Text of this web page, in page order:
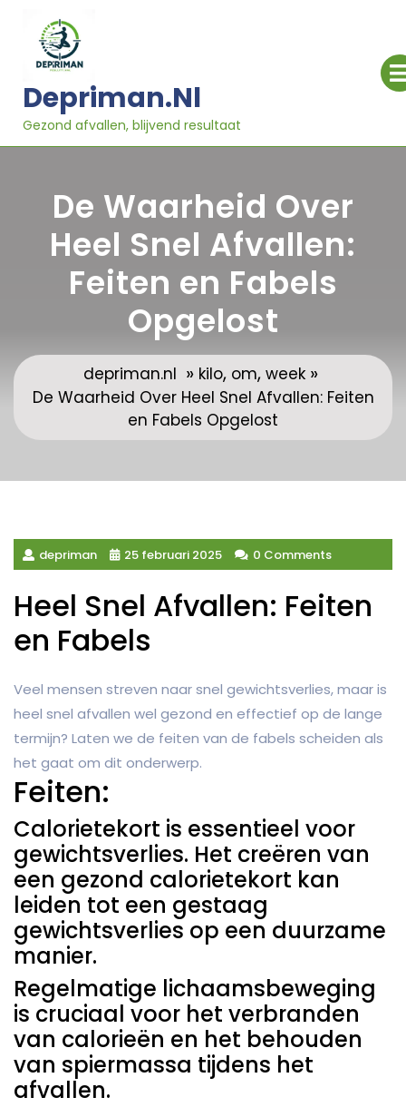
inhoud
Depriman.nl
Gezond afvallen, blijvend resultaat
De Waarheid Over
Heel Snel Afvallen:
Feiten en Fabels
Opgelost
depriman.nl » kilo, om, week »
De Waarheid Over Heel Snel Afvallen: Feiten
en Fabels Opgelost
depriman 25 februari 2025 0 Comments
Heel Snel Afvallen: Feiten
en Fabels
Veel mensen streven naar snel gewichtsverlies, maar is
heel snel afvallen wel gezond en effectief op de lange
termijn? Laten we de feiten van de fabels scheiden als
het gaat om dit onderwerp.
Feiten:
Calorietekort is essentieel voor
gewichtsverlies. Het creëren van
een gezond calorietekort kan
leiden tot een gestaag
gewichtsverlies op een duurzame
manier.
Regelmatige lichaamsbeweging
is cruciaal voor het verbranden
van calorieën en het behouden
van spiermassa tijdens het
afvallen.